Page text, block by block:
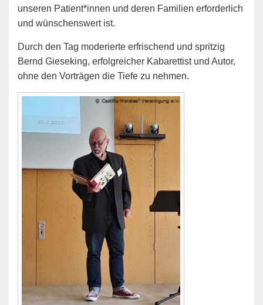
unseren Patient*innen und deren Familien erforderlich
und wünschenswert ist.
Durch den Tag moderierte erfrischend und spritzig
Bernd Gieseking, erfolgreicher Kabarettist und Autor,
ohne den Vorträgen die Tiefe zu nehmen.